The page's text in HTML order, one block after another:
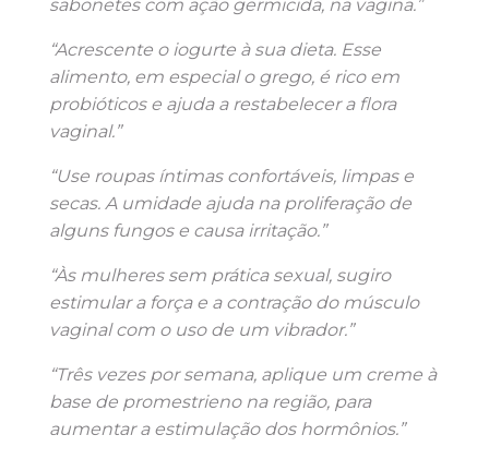
sabonetes com ação germicida, na vagina.”
“Acrescente o iogurte à sua dieta. Esse
alimento, em especial o grego, é rico em
probióticos e ajuda a restabelecer a flora
vaginal.”
“Use roupas íntimas confortáveis, limpas e
secas. A umidade ajuda na proliferação de
alguns fungos e causa irritação.”
“Às mulheres sem prática sexual, sugiro
estimular a força e a contração do músculo
vaginal com o uso de um vibrador.”
“Três vezes por semana, aplique um creme à
base de promestrieno na região, para
aumentar a estimulação dos hormônios.”